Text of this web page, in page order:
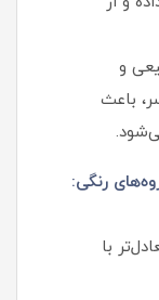
و
باعث
رنگی:
با